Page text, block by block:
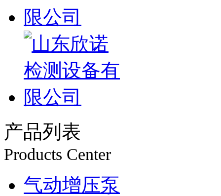
产品列表
Products Center
气动增压泵